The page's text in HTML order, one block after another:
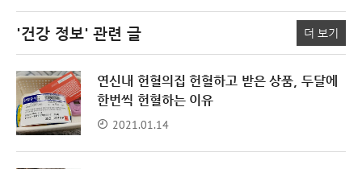
'건강 정보' 관련 글 더 보기
연신내 헌혈의집 헌혈하고 받은 상품, 두달에
한번씩 헌혈하는 이유
2021.01.14